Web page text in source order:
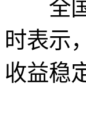
全国
时表示
收益稳